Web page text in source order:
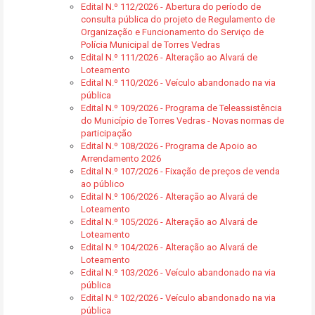
Edital N.º 112/2026 - Abertura do período de
consulta pública do projeto de Regulamento de
Organização e Funcionamento do Serviço de
Polícia Municipal de Torres Vedras
Edital N.º 111/2026 - Alteração ao Alvará de
Loteamento
Edital N.º 110/2026 - Veículo abandonado na via
pública
Edital N.º 109/2026 - Programa de Teleassistência
do Município de Torres Vedras - Novas normas de
participação
Edital N.º 108/2026 - Programa de Apoio ao
Arrendamento 2026
Edital N.º 107/2026 - Fixação de preços de venda
ao público
Edital N.º 106/2026 - Alteração ao Alvará de
Loteamento
Edital N.º 105/2026 - Alteração ao Alvará de
Loteamento
Edital N.º 104/2026 - Alteração ao Alvará de
Loteamento
Edital N.º 103/2026 - Veículo abandonado na via
pública
Edital N.º 102/2026 - Veículo abandonado na via
pública